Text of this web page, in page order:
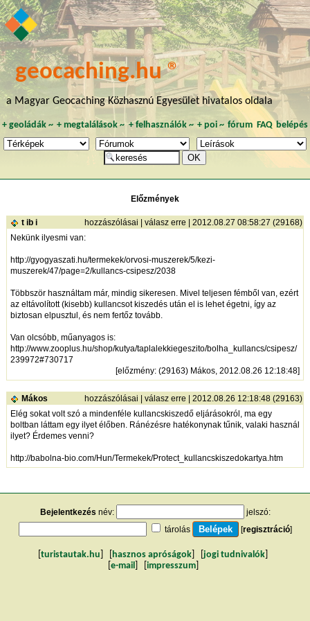
geocaching.hu ®
a Magyar Geocaching Közhasznú Egyesület hivatalos oldala
+ geoládák~ +megtalálások~ + felhasználók~ + poi~ fórum FAQ belépés
Előzmények
t ib i hozzászólásai válasz erre | 2012.08.27 08:58:27 (29168)
Nekünk ilyesmi van:
http://gyogyaszati.hu/termekek/orvosi-muszerek/5/kezi-
muszerek/47/page=2/kullancs-csipesz/2038
Többször használtam már, mindig sikeresen. Mivel teljesen fémből van, ezért
az eltávolított (kisebb) kullancsot kiszedés után el is lehet égetni, így az
biztosan elpusztul, és nem fertőz tovább.
Van olcsóbb, műanyagos is:
http://www.zooplus.hu/shop/kutya/taplalekkiegeszito/bolha_kullancs/csipesz/
239972#730717
[előzmény: (29163) Mákos, 2012.08.26 12:18:48]
Mákos hozzászólásai válasz erre | 2012.08.26 12:18:48 (29163)
Elég sokat volt szó a mindenféle kullancskiszedő eljárásokról, ma egy
boltban láttam egy ilyet élőben. Ránézésre hatékonynak tűnik, valaki használ
ilyet? Érdemes venni?
http://babolna-bio.com/Hun/Termekek/Protect_kullancskiszedokartya.htm
Bejelentkezés név:
jelszó:
tárolás
[regisztráció]
turistautak.hu hasznos apróságok jogi tudnivalók
e-mail impresszum]